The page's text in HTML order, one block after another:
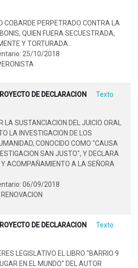
COBARDE PERPETRADO CONTRA LA
QUIEN FUERA SECUESTRADA,
Y TORTURADA..
25/10/2018
DE DECLARACION
Texto
LA SUSTANCIACION DEL JUICIO ORAL
LA INVESTIGACION DE LOS
CONOCIDO COMO "CAUSA
SAN JUSTO", Y DECLARA
ACOMPAÑAMIENTO A LA SEÑORA
06/09/2018
DE DECLARACION
Texto
LEGISLATIVO EL LIBRO "BARRIO 9
EN EL MUNDO" DEL AUTOR